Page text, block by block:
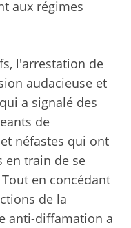
aux régimes
l'arrestation de
audacieuse et
a signalé des
de
néfastes qui ont
en train de se
en concédant
de la
anti-diffamation a